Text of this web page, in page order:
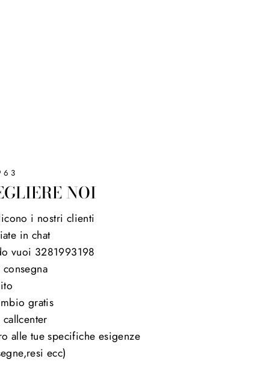
NOI
i nostri clienti
in chat
vuoi 3281993198
gratis
alle tue specifiche esigenze
ecc)